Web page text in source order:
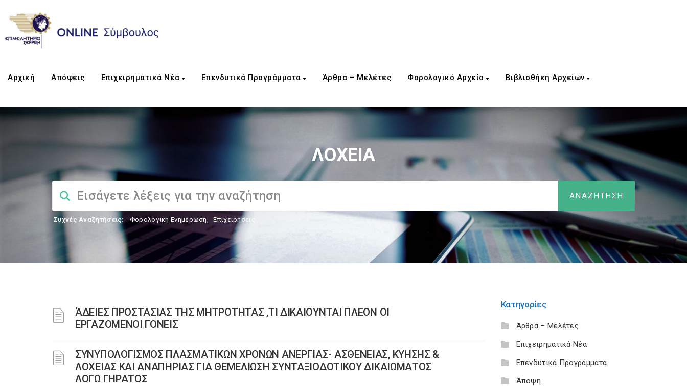
Αρχική Απόψεις Επιχειρηματικά Νέα Επενδυτικά Προγράμματα Άρθρα – Μελέτες Φορολογικό Αρχείο Βιβλιοθήκη Αρχείων
ΛΟΧΕΙΑ
Συχνές Αναζητήσεις: Φορολογικη Ενημέρωση, Επιχειρήσεις
ΆΔΕΙΕΣ ΠΡΟΣΤΑΣΙΑΣ ΤΗΣ ΜΗΤΡΟΤΗΤΑΣ ,ΤΙ ΔΙΚΑΙΟΥΝΤΑΙ ΠΛΕΟΝ ΟΙ
ΕΡΓΑΖΟΜΕΝΟΙ ΓΟΝΕΙΣ
ΣΥΝΥΠΟΛΟΓΙΣΜΟΣ ΠΛΑΣΜΑΤΙΚΩΝ ΧΡΟΝΩΝ ΑΝΕΡΓΙΑΣ- ΑΣΘΕΝΕΙΑΣ, ΚΥΗΣΗΣ &
ΛΟΧΕΙΑΣ ΚΑΙ ΑΝΑΠΗΡΙΑΣ ΓΙΑ ΘΕΜΕΛΙΩΣΗ ΣΥΝΤΑΞΙΟΔΟΤΙΚΟΥ ΔΙΚΑΙΩΜΑΤΟΣ
ΛΟΓΩ ΓΗΡΑΤΟΣ
Κατηγορίες
Άρθρα – Μελέτες
Επιχειρηματικά Νέα
Επενδυτικά Προγράμματα
Άποψη